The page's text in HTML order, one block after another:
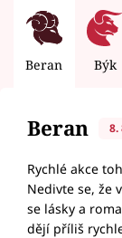
Beran Býk
Beran 8.
Rychlé akce
Nedivte se, že
se lásky a
dějí příliš